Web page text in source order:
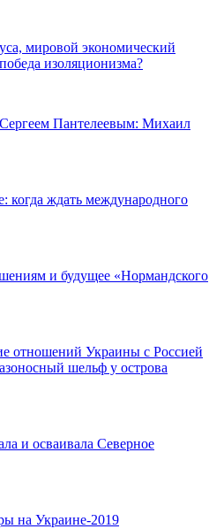
мировой экономический
изоляционизма?
Пантелеевым: Михаил
когда ждать международного
и будущее «Нормандского
отношений Украины с Россией
шельф у острова
и осваивала Северное
на Украине-2019